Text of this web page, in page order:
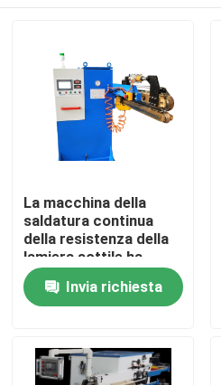
Casa
Contatti
La macchina della
saldatura continua
della resistenza della
lamiera sottile ha
automatizzato il
saldatore 80KVA della
resistenza
Invia richiesta